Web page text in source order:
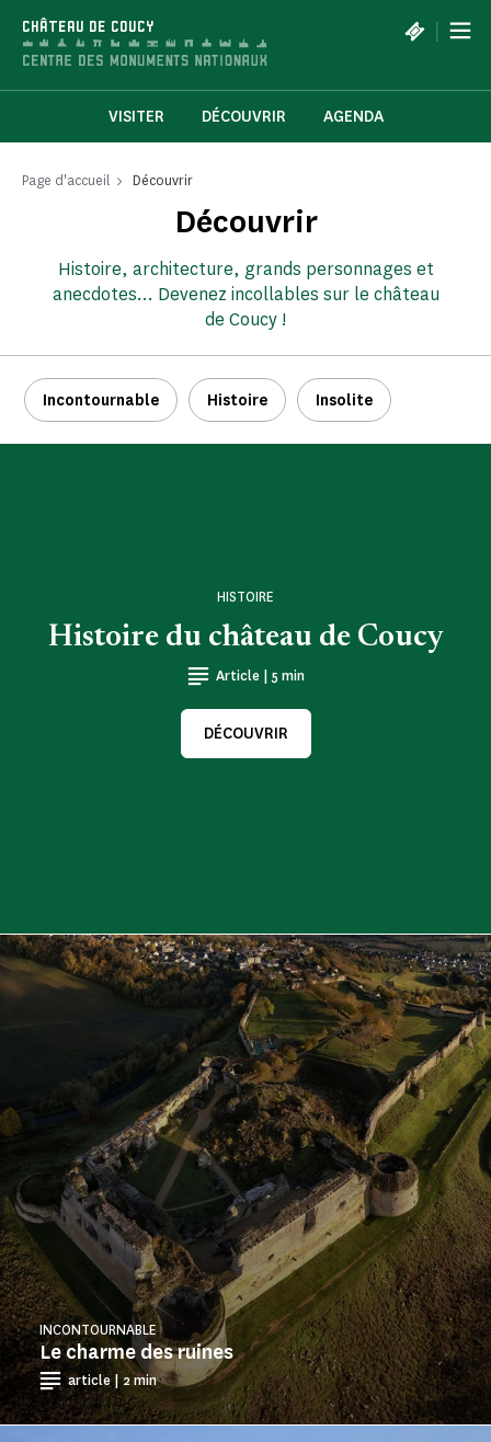
CHÂTEAU DE COUCY |
VISITER DÉCOUVRIR AGENDA
Page d'accueil Découvrir
Découvrir
Histoire, architecture, grands personnages et
anecdotes... Devenez incollables sur le château
de Coucy !
Incontournable Histoire Insolite
Histoire du château de Coucy
HISTOIRE
Article | 5 min
DÉCOUVRIR
Le charme des ruines
INCONTOURNABLE
article | 2 min